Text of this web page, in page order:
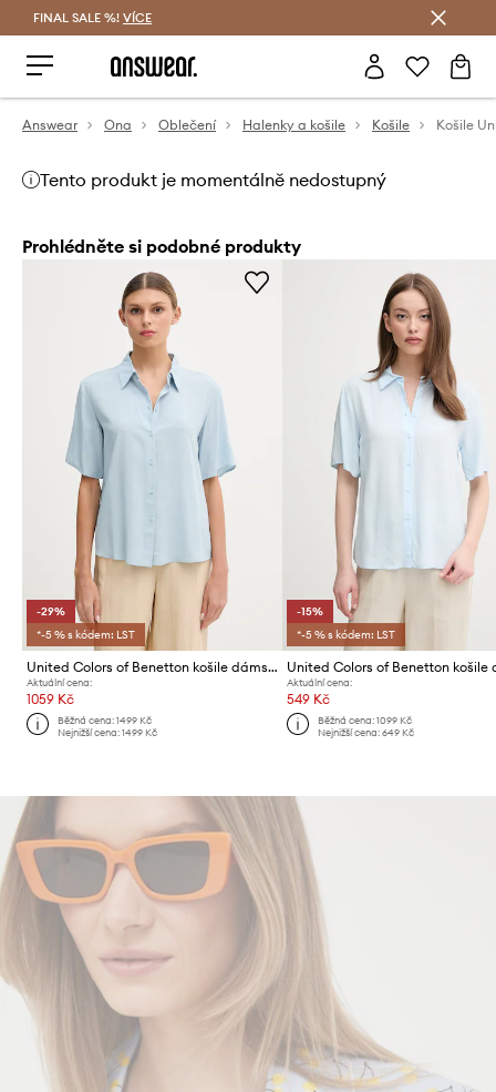
FINAL SALE %! VÍCE
Answear Ona Oblečení Halenky a košile Košile Košile
Tento produkt je momentálně nedostupný
Prohlédněte si podobné produkty
-29%
*-5 % s kódem: LST
United Colors of Benetton košile dámská z viskózy
Aktuální cena:
1059 Kč
Běžná cena:1499 Kč
Nejnižší cena:1499 Kč
-15%
*-5 % s kódem: LST
Aktuální cena:
549 Kč
Běžná cena: 1099 Kč
Nejnižší cena: 649 Kč